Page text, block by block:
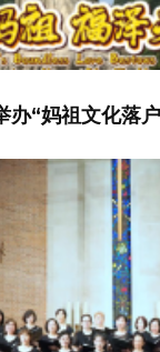
办“妈祖文化落